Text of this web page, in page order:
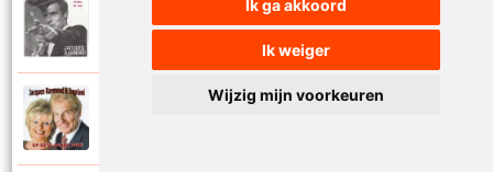
Ik ga akkoord
Ik weiger
Wijzig mijn voorkeuren
Jacques Raymond en Ingriani